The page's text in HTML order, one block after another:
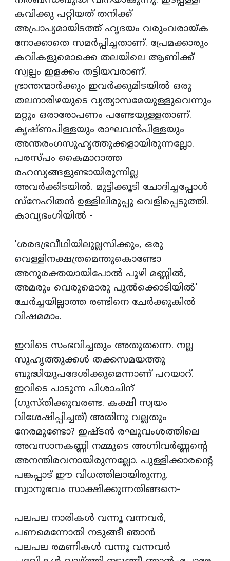
കവിക്കു പറ്റിയത് തനിക്ക്
അപ്രാപ്യമായിടത്ത് ഹൃദയം വരുംവരായ്ക
നോക്കാതെ സമര്‍പ്പിച്ചതാണ്. പ്രേമക്കാരും
കവികളുമൊക്കെ തലയിലെ ആണിക്ക്
സ്വല്പം ഇളക്കം തട്ടിയവരാണ്.
ഭ്രാന്തന്മാര്‍ക്കും ഇവര്‍ക്കുമിടയില്‍ ഒരു
തലനാരിഴയുടെ വ്യത്യാസമേയുള്ളുവെന്നും
മറ്റും ഒരാരോപണം പണ്ടേയുള്ളതാണ്.
കൃഷ്ണപിള്ളയും രാഘവന്‍പിള്ളയും
അന്തരംഗസുഹൃത്തുക്കളായിരുന്നല്ലോ.
പരസ്പം കൈമാറാത്ത
രഹസ്യങ്ങളുണ്ടായിരുന്നില്ല
അവര്‍ക്കിടയില്‍. മുട്ടിക്കൂടി ചോദിച്ചപ്പോള്‍
സ്‌നേഹിതന്‍ ഉള്ളിലിരുപ്പു വെളിപ്പെടുത്തി.
കാവ്യഭംഗിയില്‍ -
'ശരദഭ്രവീഥിയിലുല്ലസിക്കും, ഒരു
വെള്ളിനക്ഷത്രമെന്തുകൊണ്ടോ
അനുരക്തയായിപോല്‍ പൂഴി മണ്ണില്‍,
അമരും വെരുമൊരു പുല്‍ക്കൊടിയില്‍'
ചേര്‍ച്ചയില്ലാത്ത രണ്ടിനെ ചേര്‍ക്കുകില്‍
വിഷമമാം.
ഇവിടെ സംഭവിച്ചതും അതുതന്നെ. നല്ല
സുഹൃത്തുക്കള്‍ തക്കസമയത്തു
ബുദ്ധിയുപദേശിക്കുമെന്നാണ് പറയാറ്.
ഇവിടെ പാടുന്ന പിശാചിന്
(ഗുസ്തിക്കുവരണ്ട. കക്ഷി സ്വയം
വിശേഷിപ്പിച്ചത്) അതിനു വല്ലതും
നേരമുണ്ടോ? ഇഷ്ടന്‍ രഘുവംശത്തിലെ
അവസാനകണ്ണി നമ്മുടെ അഗ്നിവര്‍ണ്ണന്റെ
അനന്തിരവനായിരുന്നല്ലോ. പുള്ളിക്കാരന്റെ
പങ്കപ്പാട് ഈ വിധത്തിലായിരുന്നു.
സ്വാനുഭവം സാക്ഷിക്കുന്നതിങ്ങനെ-
പലപല നാരികള്‍ വന്നൂ വന്നവര്‍,
പണമെന്നോതി നടുങ്ങീ ഞാന്‍
പലപല രമണികള്‍ വന്നൂ വന്നവര്‍